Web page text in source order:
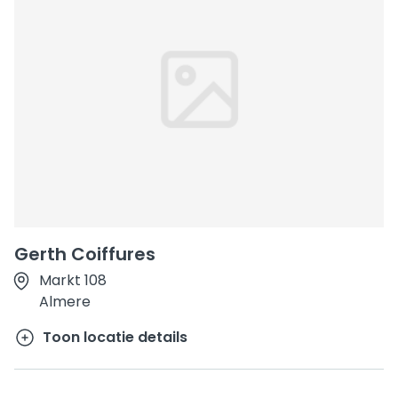
Gerth Coiffures
Markt 108
Almere
Toon locatie details